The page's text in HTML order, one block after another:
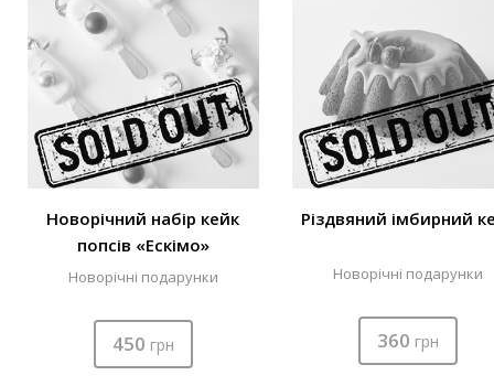
Новорічний набір кейк
попсів «Ескімо»
Новорічні подарунки
450 грн
Різдвяний імбирний
Новорічні подарунки
360 грн